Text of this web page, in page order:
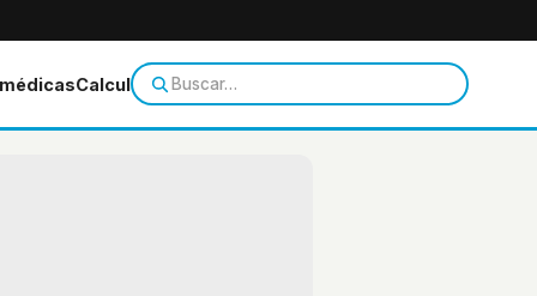
CalculadorasTemas de salud